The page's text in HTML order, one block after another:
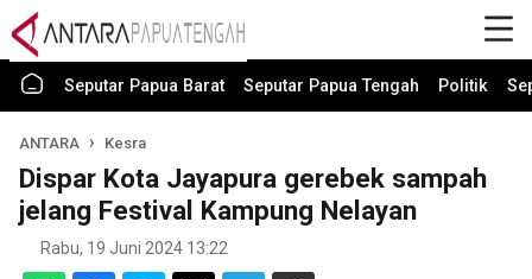
Seputar Papua Barat Seputar Papua Tengah Politik
ANTARA Kesra
Dispar Kota Jayapura gerebek sampah
jelang Festival Kampung Nelayan
Rabu, 19 Juni 2024 13:22